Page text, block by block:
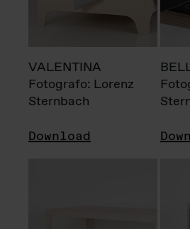
VALENTINA
Fotografo: Lorenz
Sternbach
Download